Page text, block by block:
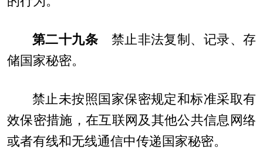
第二十九条 禁止非法复制、记录、存
储国家秘密。
禁止未按照国家保密规定和标准采取有
效保密措施，在互联网及其他公共信息网络
或者有线和无线通信中传递国家秘密。